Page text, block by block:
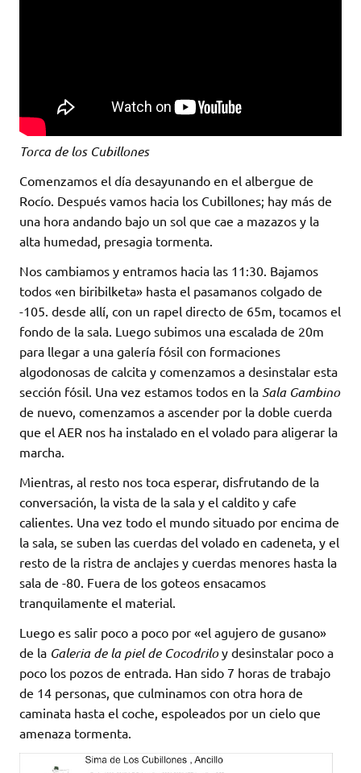
Torca de los Cubillones
Comenzamos el día desayunando en el albergue de
Rocío. Después vamos hacia los Cubillones; hay más de
una hora andando bajo un sol que cae a mazazos y la
alta humedad, presagia tormenta.
Nos cambiamos y entramos hacia las 11:30. Bajamos
todos «en biribilketa» hasta el pasamanos colgado de
-105. desde allí, con un rapel directo de 65m, tocamos el
fondo de la sala. Luego subimos una escalada de 20m
para llegar a una galería fósil con formaciones
algodonosas de calcita y comenzamos a desinstalar esta
sección fósil. Una vez estamos todos en la Sala Gambino
de nuevo, comenzamos a ascender por la doble cuerda
que el AER nos ha instalado en el volado para aligerar la
marcha.
Mientras, al resto nos toca esperar, disfrutando de la
conversación, la vista de la sala y el caldito y cafe
calientes. Una vez todo el mundo situado por encima de
la sala, se suben las cuerdas del volado en cadeneta, y el
resto de la ristra de anclajes y cuerdas menores hasta la
sala de -80. Fuera de los goteos ensacamos
tranquilamente el material.
Luego es salir poco a poco por «el agujero de gusano»
de la Galeria de la piel de Cocodriloy desinstalar poco a
poco los pozos de entrada. Han sido 7 horas de trabajo
de 14 personas, que culminamos con otra hora de
caminata hasta el coche, espoleados por un cielo que
amenaza tormenta.